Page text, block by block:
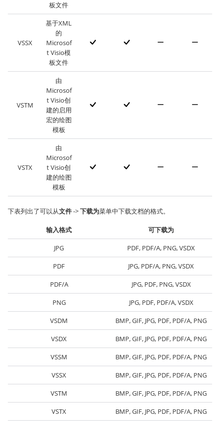
板文件
VSSX
基于XML
的
Microsof
t Visio模
板文件
VSTM
由
Microsof
t Visio创
建的启用
宏的绘图
模板
VSTX
由
Microsof
t Visio创
建的绘图
模板
下表列出了可以从文件->下载为菜单中下载文档的格式。
输入格式 可下载为
JPG PDF, PDF/A, PNG, VSDX
PDF JPG, PDF/A, PNG, VSDX
PDF/A JPG, PDF, PNG, VSDX
PNG JPG, PDF, PDF/A, VSDX
VSDM BMP, GIF, JPG, PDF, PDF/A, PNG
VSDX BMP, GIF, JPG, PDF, PDF/A, PNG
VSSM BMP, GIF, JPG, PDF, PDF/A, PNG
VSSX BMP, GIF, JPG, PDF, PDF/A, PNG
VSTM BMP, GIF, JPG, PDF, PDF/A, PNG
VSTX BMP, GIF, JPG, PDF, PDF/A, PNG